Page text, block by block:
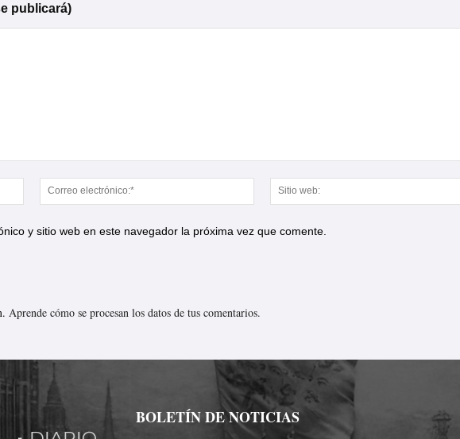
publicará)
Nombre:*
Correo
electrónico:*
y sitio web en este navegador la próxima vez que comente.
Aprende cómo se procesan los datos de tus comentarios.
BOLETÍN DE NOTICIAS